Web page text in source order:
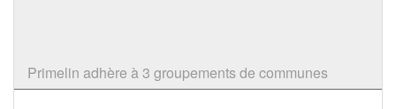
Primelin adhère à 3 groupements de communes